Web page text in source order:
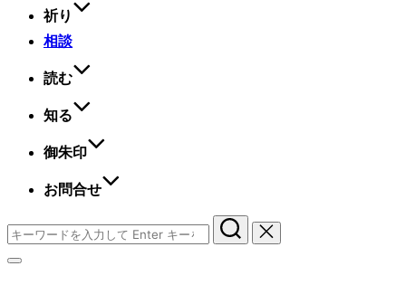
祈り
相談
読む
知る
御朱印
お問合せ
検
索
対サ